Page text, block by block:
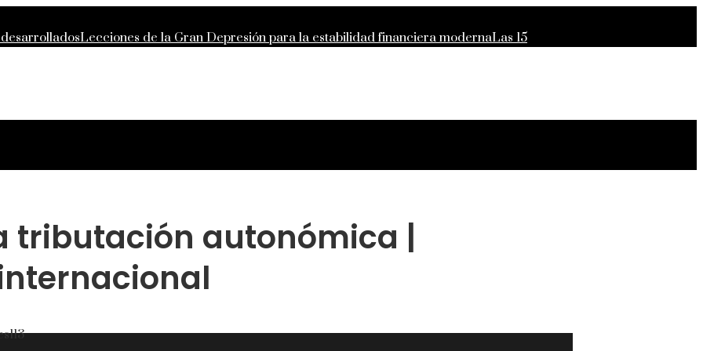
Lecciones de la Gran Depresión para la estabilidad financiera modernaLas 15
responsables en la RSE de Estados Unidos
tributación autonómica |
113